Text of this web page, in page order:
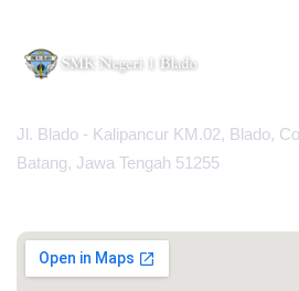
Jl. Blado - Kalipancur KM.02, Blado,
Batang, Jawa Tengah 51255